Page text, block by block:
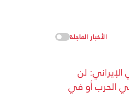
الأخبار العاجلة
لن
الحرب أو في